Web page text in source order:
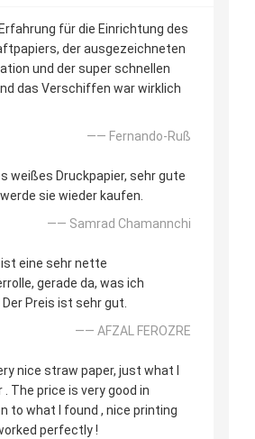
für die Einrichtung des
der ausgezeichneten
und der super schnellen
das Verschiffen war wirklich
—— Fernando-Ruß
weißes Druckpapier, sehr gute
sie wieder kaufen.
—— Samrad Chamannchi
ist eine sehr nette
gerade da, was ich
Preis ist sehr gut.
—— AFZAL FEROZRE
nice straw paper, just what I
The price is very good in
to what I found , nice printing
perfectly !